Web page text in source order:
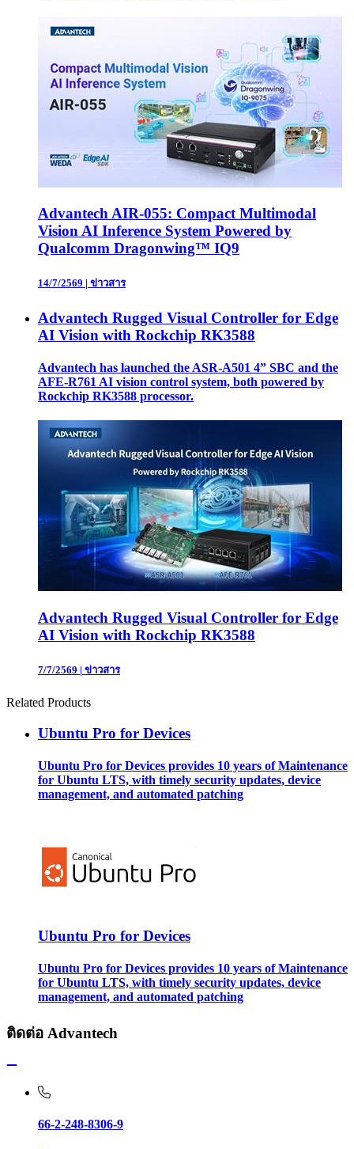
Advantech AIR-055: Compact Multimodal
Vision AI Inference System Powered by
Qualcomm Dragonwing™ IQ9
14/7/2569 | ข่าวสาร
Advantech Rugged Visual Controller for Edge
AI Vision with Rockchip RK3588
Advantech has launched the ASR-A501 4” SBC and the
AFE-R761 AI vision control system, both powered by
Rockchip RK3588 processor.
Advantech Rugged Visual Controller for Edge
AI Vision with Rockchip RK3588
7/7/2569 | ข่าวสาร
Related Products
Ubuntu Pro for Devices
Ubuntu Pro for Devices provides 10 years of Maintenance
for Ubuntu LTS, with timely security updates, device
management, and automated patching
Ubuntu Pro for Devices
Ubuntu Pro for Devices provides 10 years of Maintenance
for Ubuntu LTS, with timely security updates, device
management, and automated patching
ติดต่อ Advantech
66-2-248-8306-9